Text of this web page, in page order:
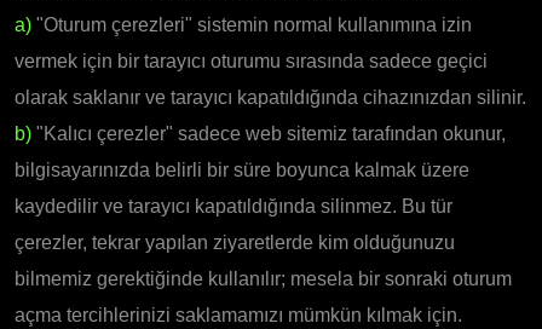
a) "Oturum çerezleri" sistemin normal kullanımına izin
vermek için bir tarayıcı oturumu sırasında sadece geçici
olarak saklanır ve tarayıcı kapatıldığında cihazınızdan silinir.
b) "Kalıcı çerezler" sadece web sitemiz tarafından okunur,
bilgisayarınızda belirli bir süre boyunca kalmak üzere
kaydedilir ve tarayıcı kapatıldığında silinmez. Bu tür
çerezler, tekrar yapılan ziyaretlerde kim olduğunuzu
bilmemiz gerektiğinde kullanılır; mesela bir sonraki oturum
açma tercihlerinizi saklamamızı mümkün kılmak için.